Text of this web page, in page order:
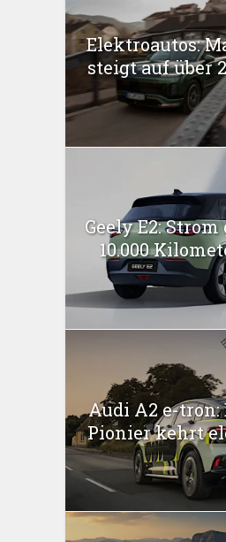
Elektroautos:
steigt auf über
Geely E2:
10.000
Audi A2 e-
Pionier kehrt